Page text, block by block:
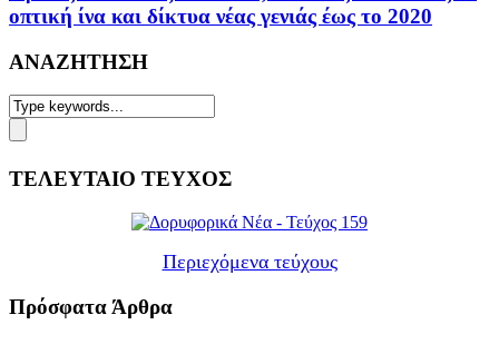
οπτική ίνα και δίκτυα νέας γενιάς έως το 2020
ΑΝΑΖΗΤΗΣΗ
ΤΕΛΕΥΤΑΙΟ ΤΕΥΧΟΣ
Περιεχόμενα τεύχους
Πρόσφατα Άρθρα